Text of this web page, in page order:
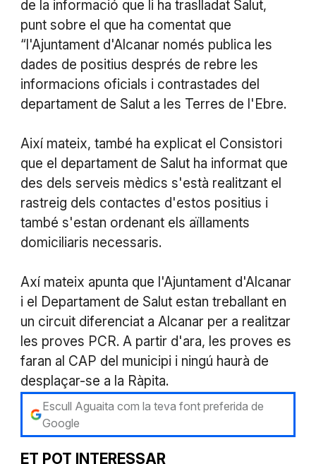
de la informació que li ha traslladat Salut,
punt sobre el que ha comentat que
“l'Ajuntament d'Alcanar només publica les
dades de positius després de rebre les
informacions oficials i contrastades del
departament de Salut a les Terres de l'Ebre.
Així mateix, també ha explicat el Consistori
que el departament de Salut ha informat que
des dels serveis mèdics s'està realitzant el
rastreig dels contactes d'estos positius i
també s'estan ordenant els aïllaments
domiciliaris necessaris.
Axí mateix apunta que l'Ajuntament d'Alcanar
i el Departament de Salut estan treballant en
un circuit diferenciat a Alcanar per a realitzar
les proves PCR. A partir d'ara, les proves es
faran al CAP del municipi i ningú haurà de
desplaçar-se a la Ràpita.
Escull Aguaita com la teva font preferida de
Google
ET POT INTERESSAR